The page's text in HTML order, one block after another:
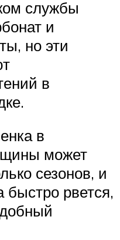
службы
и
но эти
в
в
может
сезонов, и
быстро рвется,